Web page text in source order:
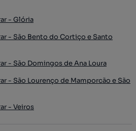
- Glória
- São Bento do Cortiço e Santo
- São Domingos de Ana Loura
- São Lourenço de Mamporcão e São
- Veiros